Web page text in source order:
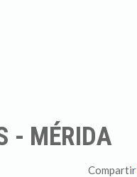
- MÉRIDA
Compartir